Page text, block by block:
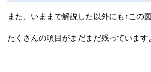
また、いままで解説した以外にも↑この
たくさんの項目がまだまだ残っています